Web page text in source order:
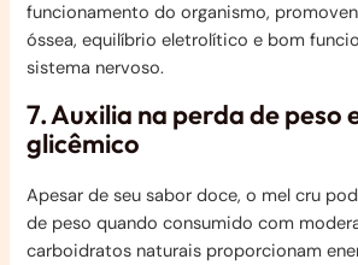
funcionamento do organismo,
óssea, equilíbrio eletrolítico e bom
sistema nervoso.
7. Auxilia na perda de peso
glicêmico
Apesar de seu sabor doce, o mel cru
de peso quando consumido com
carboidratos naturais proporcionam